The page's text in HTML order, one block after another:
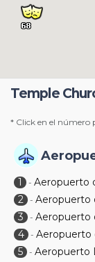
Temple
* Click en el número
1 - Aeropuerto
2 - Aeropuerto
3
- Aeropuerto
4 - Aeropuerto
5 - Aeropuerto